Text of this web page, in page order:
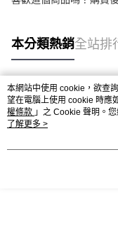
本分類熱銷全站排
熱門標籤
本網站中使用 cookie，欲查
望在電腦上使用 cookie 時應
權條款 」之 Cookie 聲明。
用條款之 Cookie 聲明使用
了解更多 >